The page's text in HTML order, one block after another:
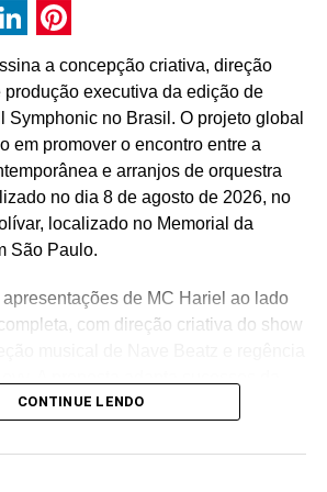
Pinterest
a concepção criativa, direção
executiva da edição de
Symphonic no Brasil. O projeto global
em promover o encontro entre a
e arranjos de orquestra
no dia 8 de agosto de 2026, no
localizado no Memorial da
São Paulo.
de MC Hariel ao lado
com direção criativa do show
paulista para arranjos orquestrais
CONTINUE LENDO